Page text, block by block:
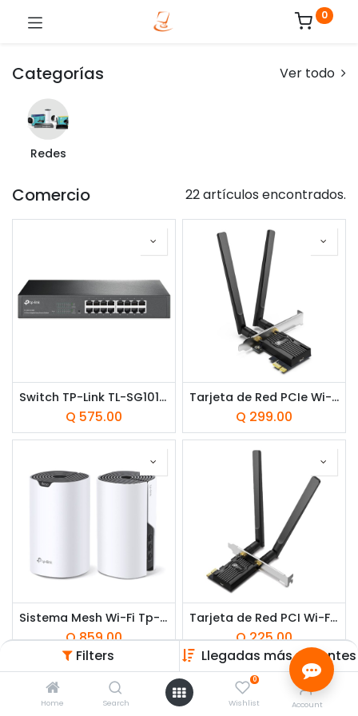
Filters Llegadas más recientes
Home Search
0
Wishlist Account
0
Categorías Ver todo
Redes
Comercio 22 artículos encontrados.
Switch TP-Link TL-SG1016DE 16 Puertos 10/100/1000Mbps para Rack
Q 575.00
Tarjeta de Red PCIe Wi-Fi Tp-Link Archer TX55E AX3000 Doble Banda 574-2402 Mbps
Q 299.00
Sistema Mesh Wi-Fi Tp-Link Deco S7 AC1900 Doble Banda 2 Pack
Q859.00
Tarjeta de Red PCI Wi-Fi 6 Bluetooth TP-Link Archer TX20E V2 Doble Banda 574-1201Mbps
Q225.00